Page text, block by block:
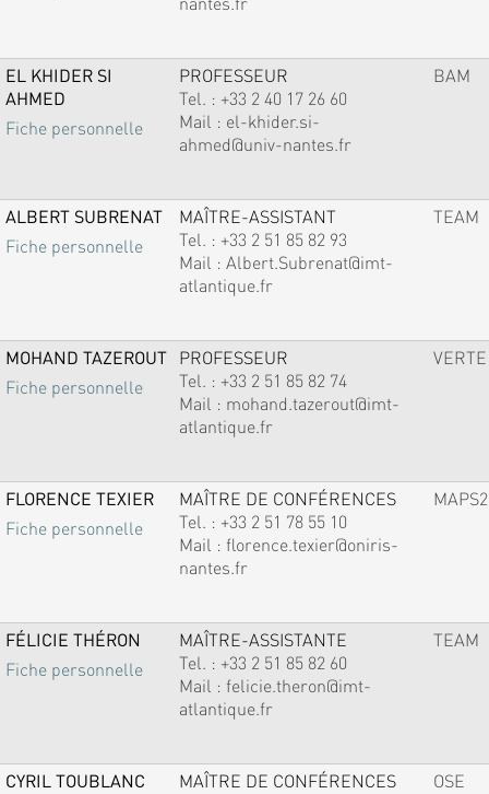
EL KHIDER SI
AHMED
Fiche personnelle
PROFESSEUR
Tel. : +33 2 40 17 26 60
Mail : el-khider.si-
ahmed@univ-nantes.fr
BAM
ALBERT SUBRENAT
Fiche personnelle
MAÎTRE-ASSISTANT
Tel. : +33 2 51 85 82 93
Mail : Albert.Subrenat@imt-
atlantique.fr
TEAM
MOHAND TAZEROUT
Fiche personnelle
PROFESSEUR
Tel. : +33 2 51 85 82 74
Mail : mohand.tazerout@imt-
atlantique.fr
VERTE
FLORENCE TEXIER
Fiche personnelle
MAÎTRE DE CONFÉRENCES
Tel. : +33 2 51 78 55 10
Mail : florence.texier@oniris-
nantes.fr
MAPS2
FÉLICIE THÉRON
Fiche personnelle
MAÎTRE-ASSISTANTE
Tel. : +33 2 51 85 82 60
Mail : felicie.theron@imt-
atlantique.fr
TEAM
CYRIL TOUBLANC MAÎTRE DE CONFÉRENCES OSE